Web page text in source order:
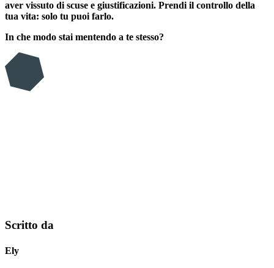
aver vissuto di scuse e giustificazioni. Prendi il controllo della
tua vita: solo tu puoi farlo.
In che modo stai mentendo a te stesso?
Scritto da
Ely